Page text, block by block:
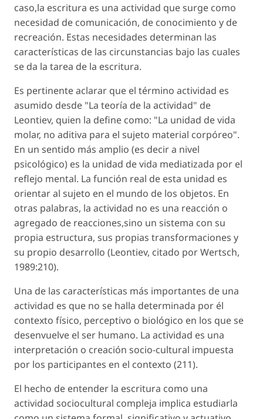
caso,la escritura es una actividad que surge como
necesidad de comunicación, de conocimiento y de
recreación. Estas necesidades determinan las
características de las circunstancias bajo las cuales
se da la tarea de la escritura.
Es pertinente aclarar que el término actividad es
asumido desde "La teoría de la actividad" de
Leontiev, quien la define como: "La unidad de vida
molar, no aditiva para el sujeto material corpóreo".
En un sentido más amplio (es decir a nivel
psicológico) es la unidad de vida mediatizada por el
reflejo mental. La función real de esta unidad es
orientar al sujeto en el mundo de los objetos. En
otras palabras, la actividad no es una reacción o
agregado de reacciones,sino un sistema con su
propia estructura, sus propias transformaciones y
su propio desarrollo (Leontiev, citado por Wertsch,
1989:210).
Una de las características más importantes de una
actividad es que no se halla determinada por él
contexto físico, perceptivo o biológico en los que se
desenvuelve el ser humano. La actividad es una
interpretación o creación socio-cultural impuesta
por los participantes en el contexto (211).
El hecho de entender la escritura como una
actividad sociocultural compleja implica estudiarla